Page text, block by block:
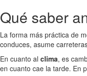
Qué saber
La forma más práctica de
conduces, asume
En cuanto al clima, es
en cuanto cae la tarde. En